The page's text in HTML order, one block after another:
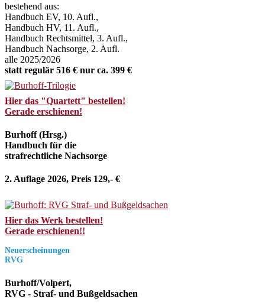
bestehend aus:
Handbuch EV, 10. Aufl.,
Handbuch HV, 11. Aufl.,
Handbuch Rechtsmittel, 3. Aufl.,
Handbuch Nachsorge, 2. Aufl.
alle 2025/2026
statt regulär 516 € nur ca. 399 €
Hier das "Quartett" bestellen!
Gerade erschienen!
Burhoff (Hrsg.)
Handbuch für die
strafrechtliche Nachsorge
2. Auflage 2026, Preis 129,- €
Hier das Werk bestellen!
Gerade erschienen!!
Neuerscheinungen
RVG
Burhoff/Volpert,
RVG - Straf- und Bußgeldsachen